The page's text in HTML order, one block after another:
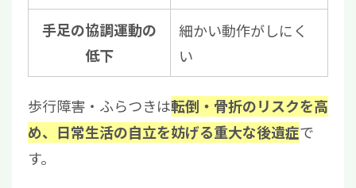
手足の協調運動の
低下
細かい動作がしにく
い
歩行障害・ふらつきは転倒・骨折のリスクを高
め、日常生活の自立を妨げる重大な後遺症で
す。